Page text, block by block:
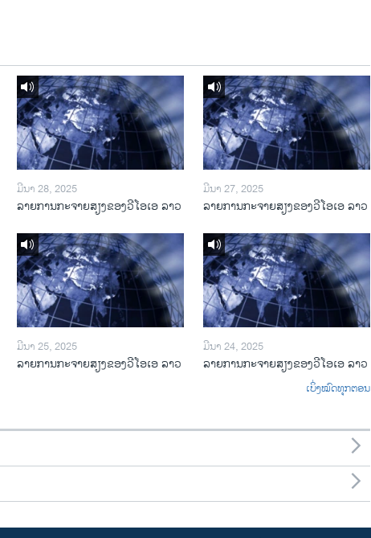
ມີນາ 28, 2025
ລາຍການກະຈາຍສຽງຂອງວີໂອເອ ລາວ
ມີນາ 27, 2025
ລາຍການກະຈາຍສຽງຂອງວີໂອເອ ລາວ
ມີນາ 25, 2025
ລາຍການກະຈາຍສຽງຂອງວີໂອເອ ລາວ
ມີນາ 24, 2025
ລາຍການກະຈາຍສຽງຂອງວີໂອເອ ລາວ
ເບິ່ງໝົດທຸກຕອນ